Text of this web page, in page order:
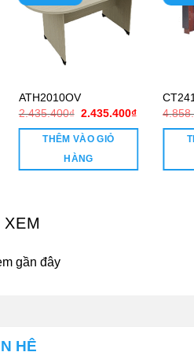
ATH2010OV
2.435.400₫ Giá
là:
2.435.400₫.
2.435.400₫Giá
THÊM VÀO GIỎ
HÀNG
gần đây
HỆ